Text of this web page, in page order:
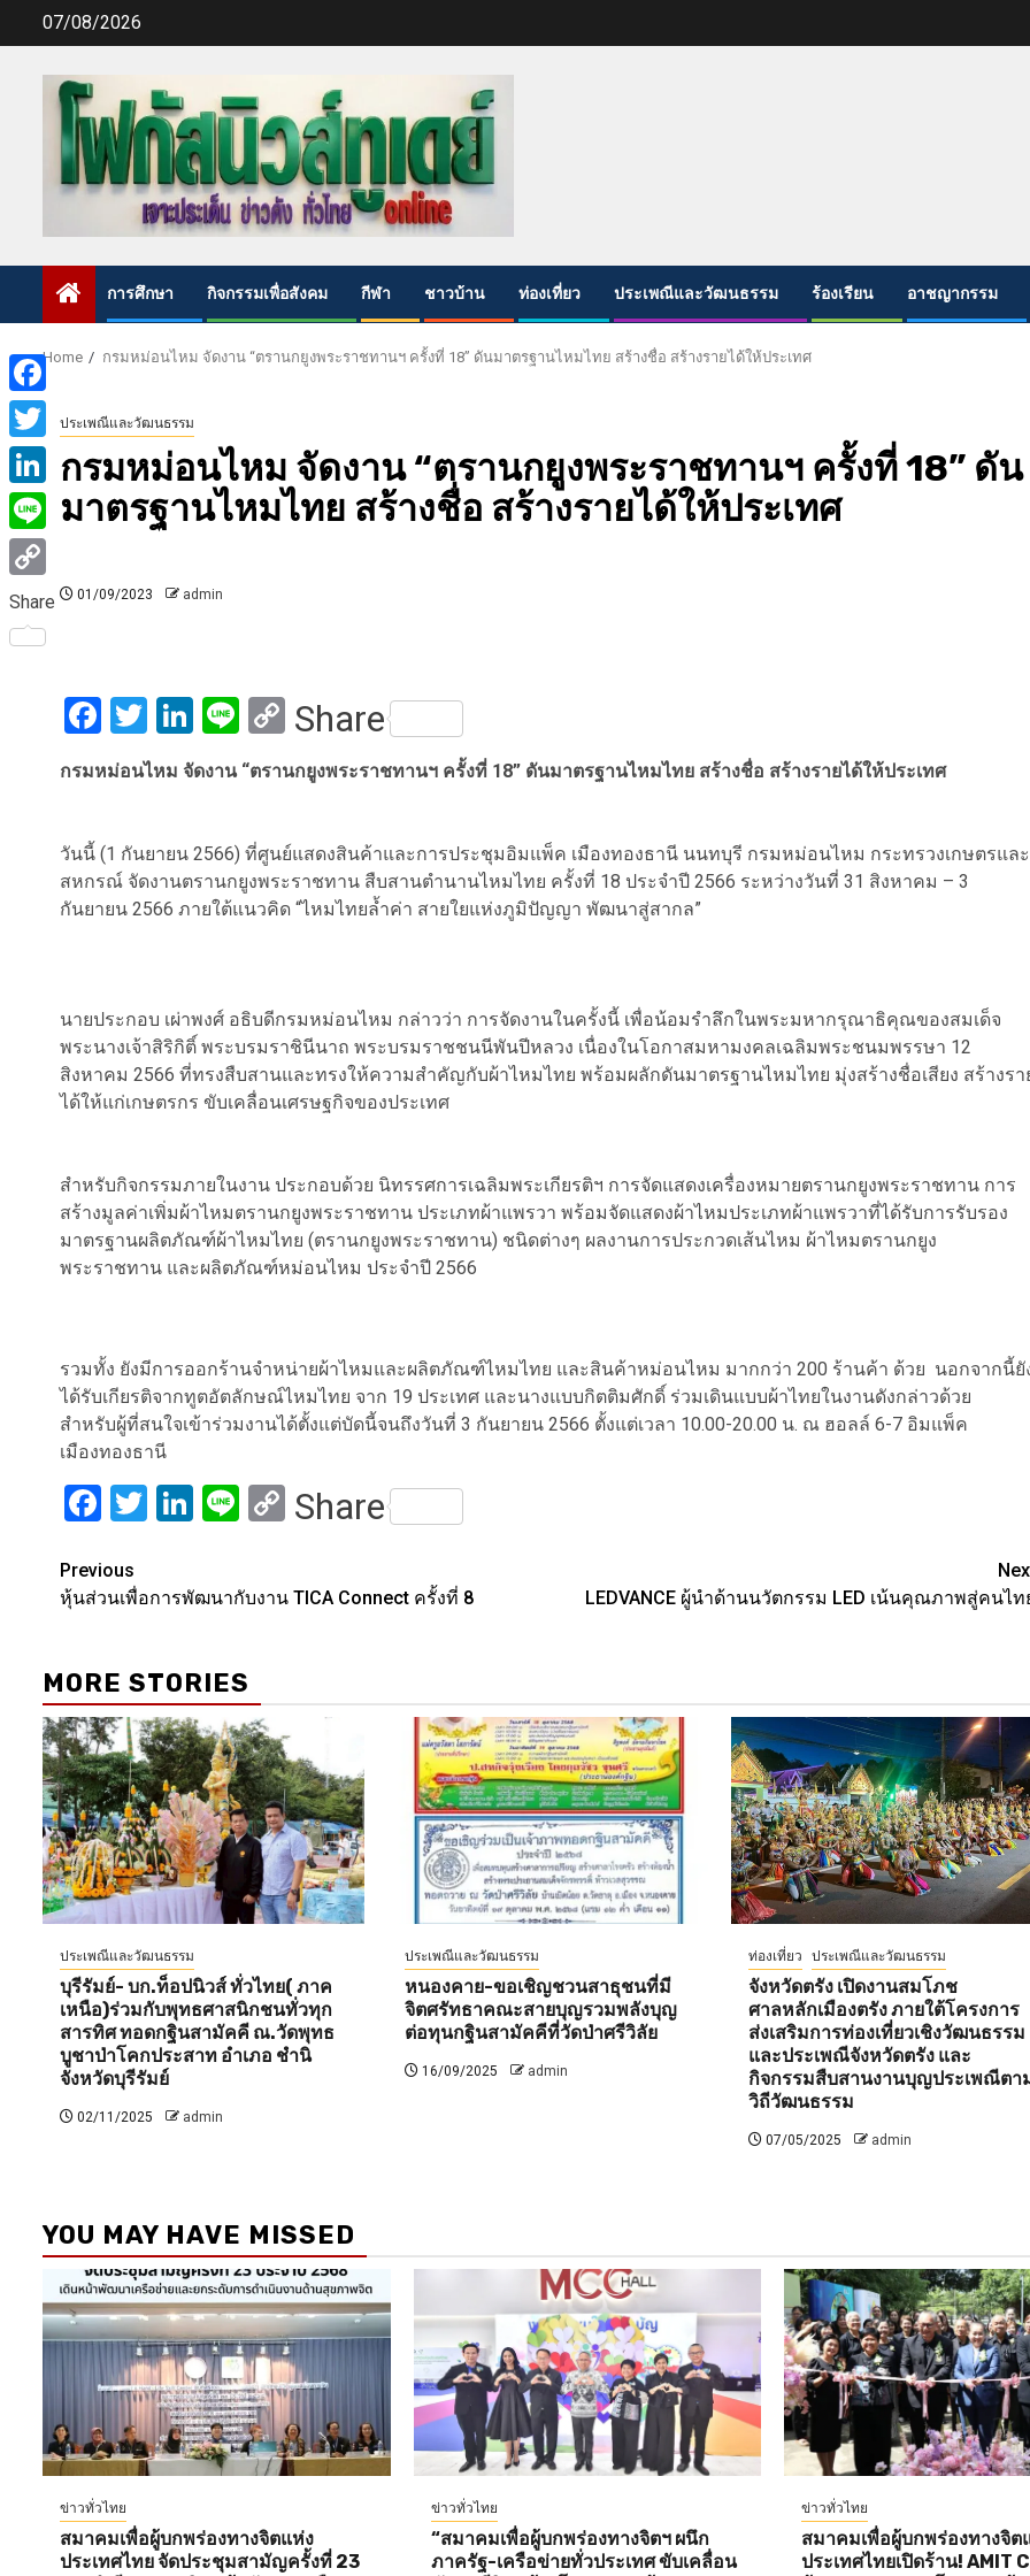
07/08/2026
การศึกษา กิจกรรมเพื่อสังคม กีฬา ชาวบ้าน ท่องเที่ยว ประเพณีและวัฒนธรรม ร้องเรียน อาชญากรรม
Home กรมหม่อนไหม จัดงาน “ตรานกยูงพระราชทานฯ ครั้งที่ 18” ดันมาตรฐานไหมไทย สร้างชื่อ สร้างรายได้ให้ประเทศ
ประเพณีและวัฒนธรรม
กรมหม่อนไหม จัดงาน “ตรานกยูงพระราชทานฯ ครั้งที่ 18” ดัน
มาตรฐานไหมไทย สร้างชื่อ สร้างรายได้ให้ประเทศ
01/09/2023 admin
Facebook
Twitter
LinkedIn
LineCopy
Share
กรมหม่อนไหม จัดงาน “ตรานกยูงพระราชทานฯ ครั้งที่ 18” ดันมาตรฐานไหมไทย สร้างชื่อ สร้างรายได้ให้ประเทศ
วันนี้ (1 กันยายน 2566) ที่ศูนย์แสดงสินค้าและการประชุมอิมแพ็ค เมืองทองธานี นนทบุรี กรมหม่อนไหม กระทรวงเกษตรและ
สหกรณ์ จัดงานตรานกยูงพระราชทาน สืบสานตำนานไหมไทย ครั้งที่ 18 ประจำปี 2566 ระหว่างวันที่ 31 สิงหาคม – 3
กันยายน 2566 ภายใต้แนวคิด “ไหมไทยล้ำค่า สายใยแห่งภูมิปัญญา พัฒนาสู่สากล”
นายประกอบ เผ่าพงศ์ อธิบดีกรมหม่อนไหม กล่าวว่า การจัดงานในครั้งนี้ เพื่อน้อมรำลึกในพระมหากรุณาธิคุณของสมเด็จ
พระนางเจ้าสิริกิติ์ พระบรมราชินีนาถ พระบรมราชชนนีพันปีหลวง เนื่องในโอกาสมหามงคลเฉลิมพระชนมพรรษา 12
สิงหาคม 2566 ที่ทรงสืบสานและทรงให้ความสำคัญกับผ้าไหมไทย พร้อมผลักดันมาตรฐานไหมไทย มุ่งสร้างชื่อเสียง สร้างรา
ได้ให้แก่เกษตรกร ขับเคลื่อนเศรษฐกิจของประเทศ
สำหรับกิจกรรมภายในงาน ประกอบด้วย นิทรรศการเฉลิมพระเกียรติฯ การจัดแสดงเครื่องหมายตรานกยูงพระราชทาน การ
สร้างมูลค่าเพิ่มผ้าไหมตรานกยูงพระราชทาน ประเภทผ้าแพรวา พร้อมจัดแสดงผ้าไหมประเภทผ้าแพรวาที่ได้รับการรับรอง
มาตรฐานผลิตภัณฑ์ผ้าไหมไทย (ตรานกยูงพระราชทาน) ชนิดต่างๆ ผลงานการประกวดเส้นไหม ผ้าไหมตรานกยูง
พระราชทาน และผลิตภัณฑ์หม่อนไหม ประจำปี 2566
รวมทั้ง ยังมีการออกร้านจำหน่ายผ้าไหมและผลิตภัณฑ์ไหมไทย และสินค้าหม่อนไหม มากกว่า 200 ร้านค้า ด้วย นอกจากนี้ยั
ได้รับเกียรติจากทูตอัตลักษณ์ไหมไทย จาก 19 ประเทศ และนางแบบกิตติมศักดิ์ ร่วมเดินแบบผ้าไทยในงานดังกล่าวด้วย
สำหรับผู้ที่สนใจเข้าร่วมงานได้ตั้งแต่บัดนี้จนถึงวันที่ 3 กันยายน 2566 ตั้งแต่เวลา 10.00-20.00 น. ณ ฮอลล์ 6-7 อิมแพ็ค
เมืองทองธานี
Facebook
Twitter
LinkedIn
LineCopy
Share
Post
navigation
Previous
หุ้นส่วนเพื่อการพัฒนากับงาน TICA Connect ครั้งที่ ​8
LEDVANCE ผู้นำด้านนวัตกรรม LED เน้นคุณภาพสู่คนไท
MORE STORIES
ประเพณีและวัฒนธรรม
บุรีรัมย์- บก.ท็อปนิวส์ ทั่วไทย( ภาค
เหนือ)ร่วมกับพุทธศาสนิกชนทั่วทุก
สารทิศ ทอดกฐินสามัคคี ณ.วัดพุทธ
บูชาป่าโคกประสาท อำเภอ ชำนิ
จังหวัดบุรีรัมย์
02/11/2025 admin
ประเพณีและวัฒนธรรม
หนองคาย-ขอเชิญชวนสาธุชนที่มี
จิตศรัทธาคณะสายบุญรวมพลังบุญ
ต่อทุนกฐินสามัคคีที่วัดป่าศรีวิลัย
16/09/2025 admin
ท่องเที่ยว ประเพณีและวัฒนธรรม
จังหวัดตรัง เปิดงานสมโภช
ศาลหลักเมืองตรัง ภายใต้โครงการ
ส่งเสริมการท่องเที่ยวเชิงวัฒนธรรม
และประเพณีจังหวัดตรัง และ
กิจกรรมสืบสานงานบุญประเพณีตา
วิถีวัฒนธรรม
07/05/2025 admin
YOU MAY HAVE MISSED
ข่าวทั่วไทย
สมาคมเพื่อผู้บกพร่องทางจิตแห่ง
ประเทศไทย จัดประชุมสามัญครั้งที่ 23
ข่าวทั่วไทย
“สมาคมเพื่อผู้บกพร่องทางจิตฯ ผนึก
ภาครัฐ-เครือข่ายทั่วประเทศ ขับเคลื่อน
ข่าวทั่วไทย
สมาคมเพื่อผู้บกพร่องทางจิต
ประเทศไทยเปิดร้าน! AMIT
Facebook
Twitter
LinkedIn
Line
Copy
Link
Share